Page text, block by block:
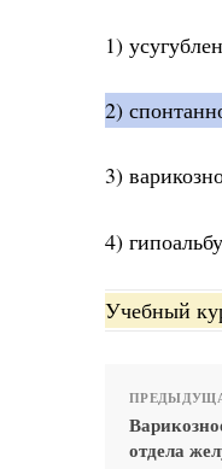
1)
2)
3)
4)
Учебный
отдела